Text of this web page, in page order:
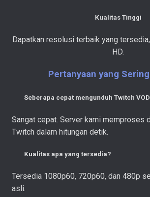
Kualitas Tinggi
Dapatkan resolusi terbaik yang
HD.
Pertanyaan yang
Seberapa cepat mengunduh Twitch
Sangat cepat. Server kami memproses
Twitch dalam hitungan detik.
Kualitas apa yang tersedia?
Tersedia 1080p60, 720p60, dan 480p
asli.